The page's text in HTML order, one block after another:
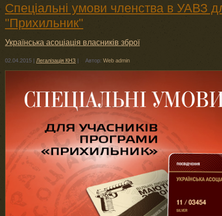
Спеціальні умови членства в УАВЗ
"Прихильник"
Українська асоціація власників зброї
02.04.2015 | Легалізація КНЗ | Автор: Web admin